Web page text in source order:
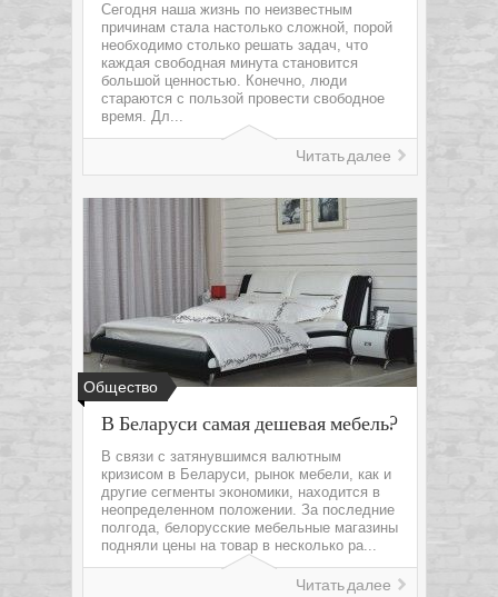
Сегодня наша жизнь по неизвестным
причинам стала настолько сложной, порой
необходимо столько решать задач, что
каждая свободная минута становится
большой ценностью. Конечно, люди
стараются с пользой провести свободное
время. Дл...
Читать далее
Общество
В Беларуси самая дешевая мебель?
В связи с затянувшимся валютным
кризисом в Беларуси, рынок мебели, как и
другие сегменты экономики, находится в
неопределенном положении. За последние
полгода, белорусские мебельные магазины
подняли цены на товар в несколько ра...
Читать далее